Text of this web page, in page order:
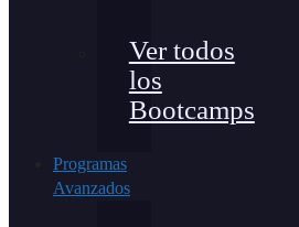
Ver todos
los
Bootcamps
Programas
Avanzados